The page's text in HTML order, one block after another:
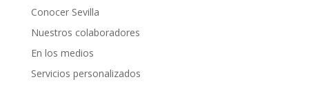
Conocer Sevilla
Nuestros colaboradores
En los medios
Servicios personalizados